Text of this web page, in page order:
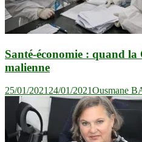
Santé-économie : quand la
malienne
25/01/2021 24/01/2021Ousmane